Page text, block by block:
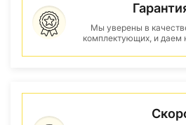
Мы уверены в
комплектующих, и даем